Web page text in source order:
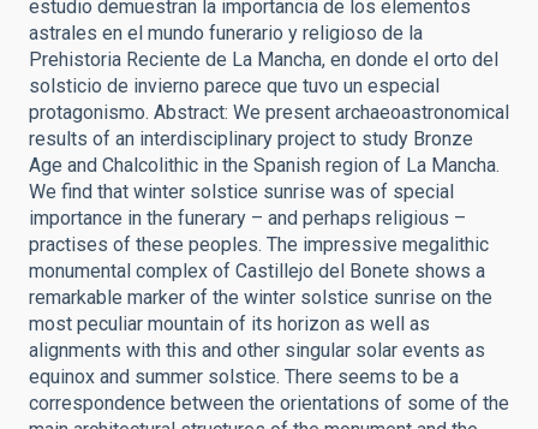
estudio demuestran la importancia de los elementos
astrales en el mundo funerario y religioso de la
Prehistoria Reciente de La Mancha, en donde el orto del
solsticio de invierno parece que tuvo un especial
protagonismo. Abstract: We present archaeoastronomical
results of an interdisciplinary project to study Bronze
Age and Chalcolithic in the Spanish region of La Mancha.
We find that winter solstice sunrise was of special
importance in the funerary – and perhaps religious –
practises of these peoples. The impressive megalithic
monumental complex of Castillejo del Bonete shows a
remarkable marker of the winter solstice sunrise on the
most peculiar mountain of its horizon as well as
alignments with this and other singular solar events as
equinox and summer solstice. There seems to be a
correspondence between the orientations of some of the